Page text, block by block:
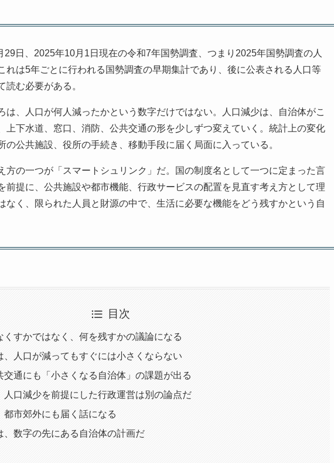
29日、2025年10月1日現在の令和7年国勢調査、つまり2025年国勢調査の人
れは5年ごとに行われる国勢調査の早期集計であり、後に公表される人口等
読む必要がある。
は、人口が何人減ったかという数字だけではない。人口減少は、自治体がこ
上下水道、窓口、消防、公共交通の形を少しずつ変えていく。統計上の変化
の公共施設、役所の手続き、移動手段に届く局面に入っている。
方の一つが「スマートシュリンク」だ。国の制度名として一つに定まった言
前提に、公共施設や都市機能、行政サービスの配置を見直す考え方として理
なく、限られた人員と財源の中で、生活に必要な機能をどう残すかという自
目次
くすかではなく、何を残すかの議論になる
、人口が減ってもすぐには小さくならない
交通にも「小さくなる自治体」の課題が出る
人口減少を前提にした行政運営は別の論点だ
都市郊外にも届く話になる
、数字の先にある自治体の計画だ